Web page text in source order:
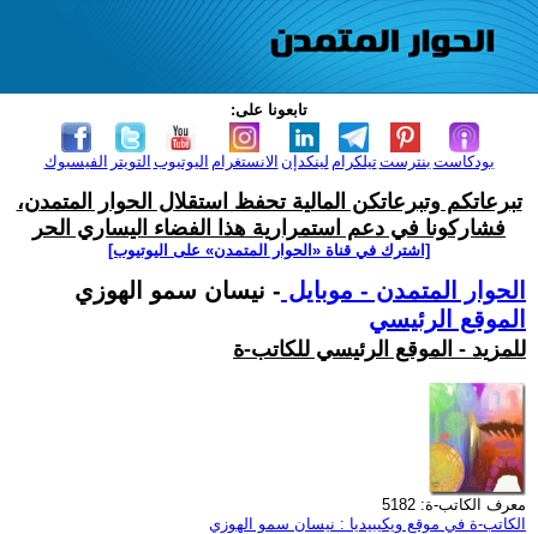
تابعونا على:
الفيسبوك التويتر اليوتيوب الانستغرام لينكدإن تيلكرامبنترست بودكاست
تبرعاتكم وتبرعاتكن المالية تحفظ استقلال الحوار المتمدن،
فشاركونا في دعم استمرارية هذا الفضاء اليساري الحر
[اشترك في قناة ‫«الحوار المتمدن» على اليوتيوب]
الحوار المتمدن - موبايل - نيسان سمو الهوزي
الموقع الرئيسي
للمزيد - الموقع الرئيسي للكاتب-ة
معرف الكاتب-ة: 5182
الكاتب-ة في موقع ويكيبيديا : نيسان سمو الهوزي